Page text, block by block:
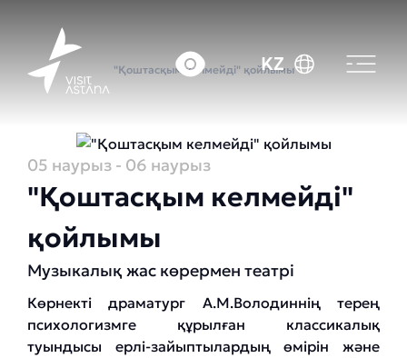
KZ
Оқиғалар күнтізбесі
"Қоштасқым келмейді" қойлымы
05 наурыз - 06 наурыз
"Қоштасқым келмейді"
қойлымы
Музыкалық жас көрермен театрі
Көрнекті драматург А.М.Володиннің терең
психологизмге құрылған классикалық
туындысы ерлі-зайыптылардың өмірін және